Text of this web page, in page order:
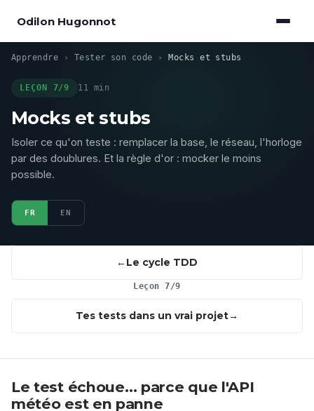
Odilon Hugonnot
Apprendre › Tester son code › Mocks et stubs
LEÇON 7/9 11 min
Mocks et stubs
Isoler ce qu'on teste : remplacer la base, le réseau, l'horloge
par des doublures. Et la règle d'or : mocker le moins
possible.
FR EN
Le cycle TDD
Leçon 7/9
Tes tests dans un vrai projet
Le test échoue… parce que l'API
météo est en panne